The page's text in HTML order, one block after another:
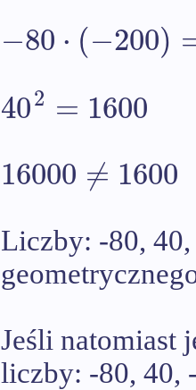
−80⋅ (−200)
402 = 1600
16000 ≠ 1600
Liczby: -80,
Jeśli natomiast
liczby: -80, 40,